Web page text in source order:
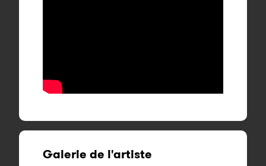
Galerie de l'artiste